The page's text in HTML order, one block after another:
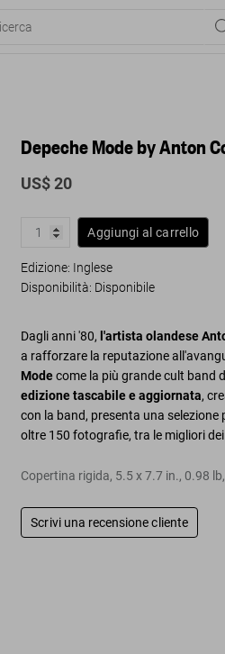
Depeche Mode by Anton
US$ 20
Aggiungi al carrello
Edizione: Inglese
Disponibilità: Disponibile
Dagli anni '80, l'artista olandese
a rafforzare la reputazione
Modecome la più grande cult band
edizione tascabile e aggiornata,
con la band, presenta una selezione
oltre 150 fotografie, tra le migliori
Copertina rigida, 5.5x7.7 in., 0.98 lb,
Scrivi una recensione cliente